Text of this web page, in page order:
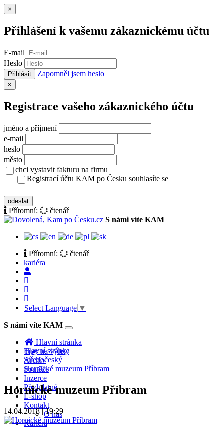
×
Přihlášení k vašemu zákaznickému účtu
E-mail
Heslo
Přihlásit Zapomněl jsem heslo
×
Registrace vašeho zákaznického účtu
jméno a příjmení
e-mail
heslo
město
chci vystavit fakturu na firmu
Registrací účtu KAM po Česku souhlasíte se
odeslat
Přítomní:
čtenář
S námi víte KAM
Přítomní:
čtenář
kariéra
Select Language ▼
S námi víte KAM
Toggle
navigation
Hlavní stránka
Tipy na výlety
Archiv
Soutěže
Inzerce
Předplatné
E-shop
Kontakt
O nás
Kariéra
Hlavní stránka
Středočeský
Hornické muzeum Příbram
Hornické muzeum Příbram
14.04.2018 | 19:29